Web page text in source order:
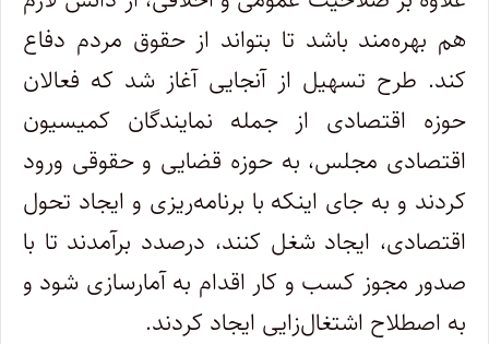
هم بهره‌مند باشد تا بتواند از حقوق مردم دفاع
کند. طرح تسهیل از آنجایی آغاز شد که فعالان
حوزه اقتصادی از جمله نمایندگان کمیسیون
اقتصادی مجلس، به حوزه قضایی و حقوقی ورود
کردند و به جای اینکه با برنامه‌ریزی و ایجاد تحول
اقتصادی، ایجاد شغل کنند، درصدد برآمدند تا با
صدور مجوز کسب و کار اقدام به آمارسازی شود و
به اصطلاح اشتغال‌زایی ایجاد کردند.